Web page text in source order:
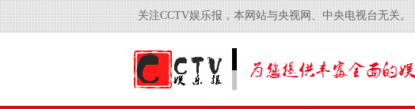
关注CCTV娱乐报，本网站与央视网、中央电视台无关。